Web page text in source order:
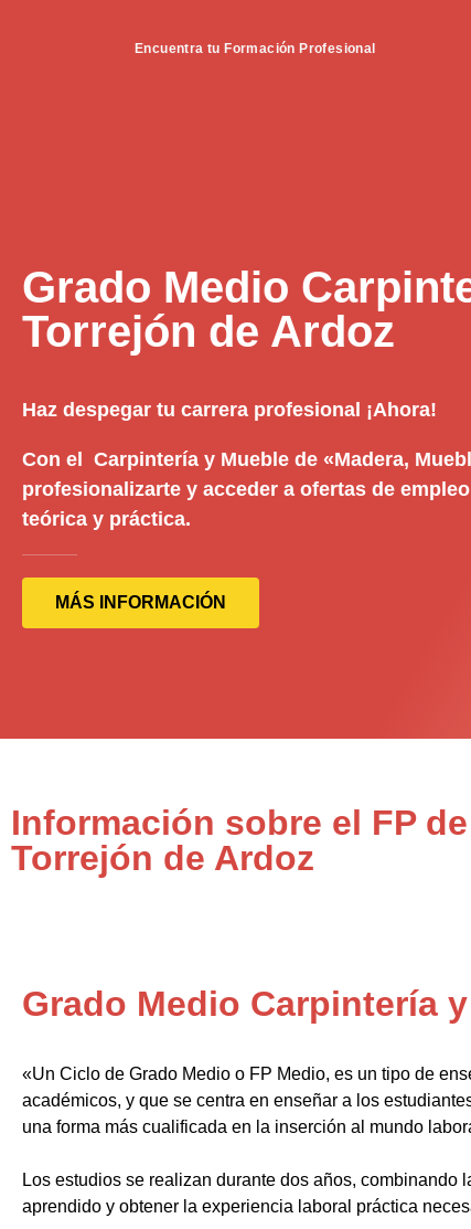
Encuentra tu Formación Profesional
Grado Medio
Torrejón de Ardoz
Haz despegar tu carrera profesional ¡Ahora!
Con el Carpintería y Mueble de «Madera,
profesionalizarte y acceder a ofertas de
teórica y práctica.
MÁS INFORMACIÓN
Información sobre el FP
Torrejón de Ardoz
Grado Medio Carpintería
«Un Ciclo de Grado Medio o FP Medio, es un tipo de
académicos, y que se centra en enseñar a los
una forma más cualificada en la inserción al mundo
Los estudios se realizan durante dos años,
aprendido y obtener la experiencia laboral práctica